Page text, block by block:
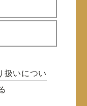
扱いについ